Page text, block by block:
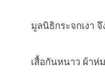
มูลนิธิกระจกเงา จึงข
เสื้อกันหนาว ผ้าห่ม ผ้